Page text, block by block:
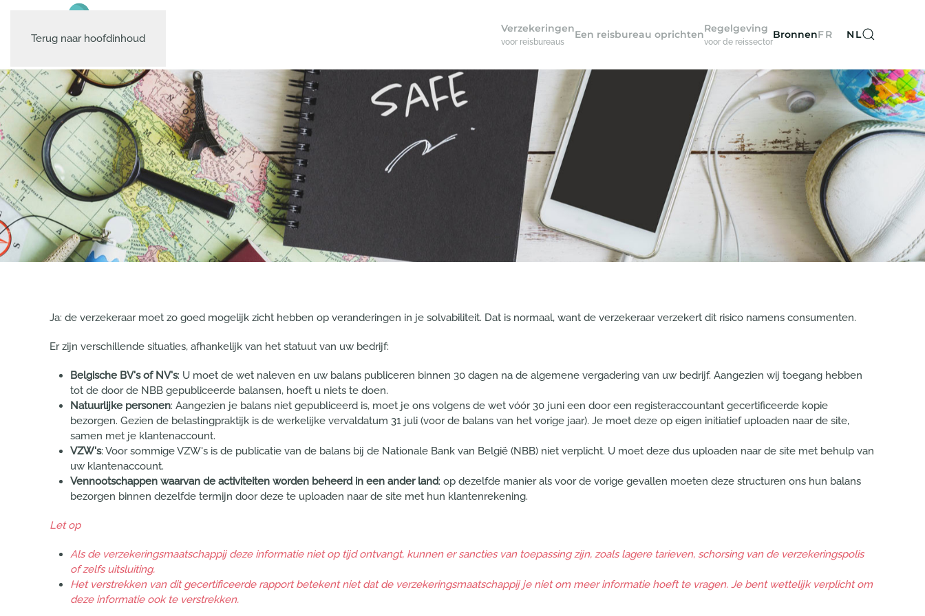
Terug naar hoofdinhoud
Verzekeringen
voor reisbureaus
Een reisbureau oprichtenRegelgeving
voor de reissector
BronnenFR NL
Ja: de verzekeraar moet zo goed mogelijk zicht hebben op veranderingen in je solvabiliteit. Dat is normaal, want de verzekeraar verzekert dit risico namens consumenten.
Er zijn verschillende situaties, afhankelijk van het statuut van uw bedrijf:
Belgische BV's of NV's: U moet de wet naleven en uw balans publiceren binnen 30 dagen na de algemene vergadering van uw bedrijf. Aangezien wij toegang hebben
tot de door de NBB gepubliceerde balansen, hoeft u niets te doen.
Natuurlijke personen: Aangezien je balans niet gepubliceerd is, moet je ons volgens de wet vóór 30 juni een door een registeraccountant gecertificeerde kopie
bezorgen. Gezien de belastingpraktijk is de werkelijke vervaldatum 31 juli (voor de balans van het vorige jaar). Je moet deze op eigen initiatief uploaden naar de site,
samen met je klantenaccount.
VZW's: Voor sommige VZW's is de publicatie van de balans bij de Nationale Bank van België (NBB) niet verplicht. U moet deze dus uploaden naar de site met behulp van
uw klantenaccount.
Vennootschappen waarvan de activiteiten worden beheerd in een ander land: op dezelfde manier als voor de vorige gevallen moeten deze structuren ons hun balans
bezorgen binnen dezelfde termijn door deze te uploaden naar de site met hun klantenrekening.
Let op
Als de verzekeringsmaatschappij deze informatie niet op tijd ontvangt, kunnen er sancties van toepassing zijn, zoals lagere tarieven, schorsing van de verzekeringspolis
of zelfs uitsluiting.
Het verstrekken van dit gecertificeerde rapport betekent niet dat de verzekeringsmaatschappij je niet om meer informatie hoeft te vragen. Je bent wettelijk verplicht om
deze informatie ook te verstrekken.